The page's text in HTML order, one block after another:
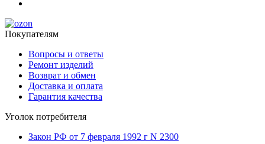
Покупателям
Вопросы и ответы
Ремонт изделий
Возврат и обмен
Доставка и оплата
Гарантия качества
Уголок потребителя
Закон РФ от 7 февраля 1992 г N 2300